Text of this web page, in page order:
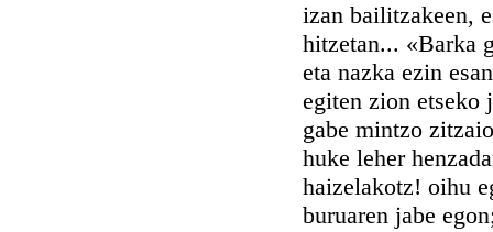
izan bailitzakeen,
hitzetan... «Barka
eta nazka ezin
egiten zion etseko
gabe mintzo
huke leher
haizelakotz! oihu
buruaren jabe